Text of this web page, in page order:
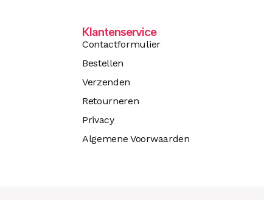
Klantenservice
Contactformulier
Bestellen
Verzenden
Retourneren
Privacy
Algemene Voorwaarden